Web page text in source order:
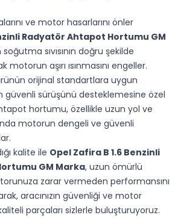
ve motor hasarlarını önler
Radyatör Ahtapot Hortumu GM
sıvısının doğru şekilde
motorun aşırı ısınmasını engeller.
orijinal standartlara uygun
güvenli sürüşünü desteklemesine özel
hortumu, özellikle uzun yol ve
motorun dengeli ve güvenli
kalite ile Opel Zafira B 1.6 Benzinli
GM Marka, uzun ömürlü
zarar vermeden performansını
aracınızın güvenliği ve motor
parçaları sizlerle buluşturuyoruz.